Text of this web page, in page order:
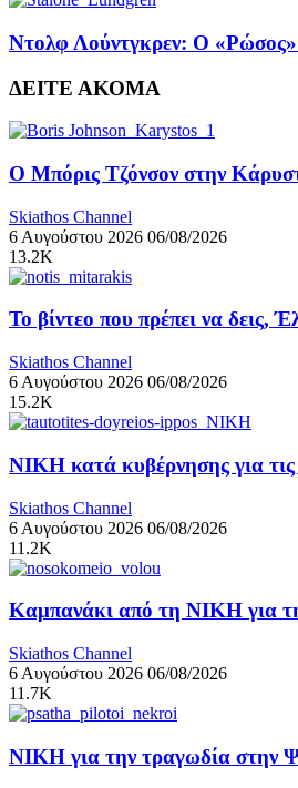
Ντολφ Λούντγκρεν: Ο «Ρώσος»
ΔΕΙΤΕ ΑΚΟΜΑ
Ο Μπόρις Τζόνσον στην
Skiathos Channel
6 Αυγούστου 2026 06/08/2026
13.2K
Το βίντεο που πρέπει να
Skiathos Channel
6 Αυγούστου 2026 06/08/2026
15.2K
ΝΙΚΗ κατά κυβέρνησης για
Skiathos Channel
6 Αυγούστου 2026 06/08/2026
11.2K
Καμπανάκι από τη ΝΙΚΗ για τη
Skiathos Channel
6 Αυγούστου 2026 06/08/2026
11.7K
ΝΙΚΗ για την τραγωδία στην